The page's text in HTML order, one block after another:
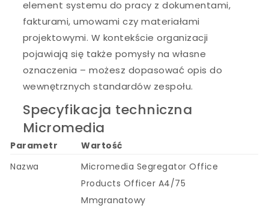
element systemu do pracy z dokumentami,
fakturami, umowami czy materiałami
projektowymi. W kontekście organizacji
pojawiają się także pomysły na własne
oznaczenia – możesz dopasować opis do
wewnętrznych standardów zespołu.
Specyfikacja techniczna
Micromedia
Parametr
Wartość
Nazwa
Micromedia Segregator Office
Products Officer A4/75
Mmgranatowy